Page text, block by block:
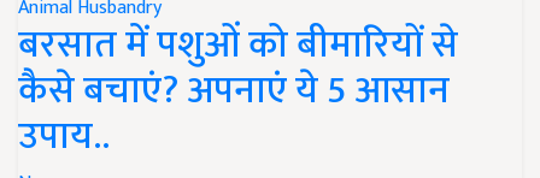
Animal Husbandry
बरसात में पशुओं को बीमारियों से
कैसे बचाएं? अपनाएं ये 5 आसान
उपाय..